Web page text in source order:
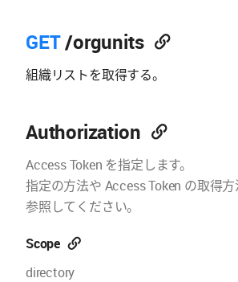
GET/orgunits
組織リストを取得する。
Authorization
Access Token を指定します。
指定の方法や Access Token の取得
参照してください。
Scope
directory